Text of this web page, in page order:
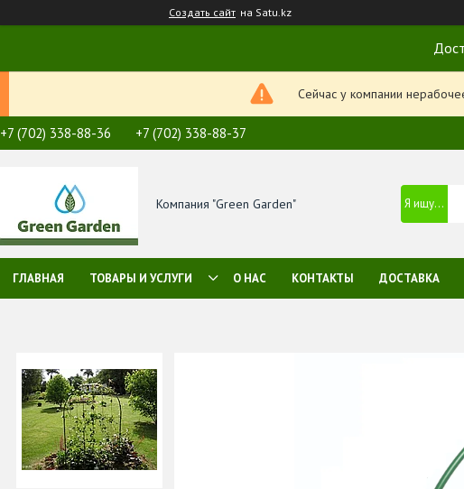
Создать сайт на Satu.kz
Сейчас у компании
+7 (702) 338-88-36 +7 (702) 338-88-37
Компания "Green Garden"
ГЛАВНАЯ ТОВАРЫ И УСЛУГИ О НАС КОНТАКТЫ ДОСТАВКА